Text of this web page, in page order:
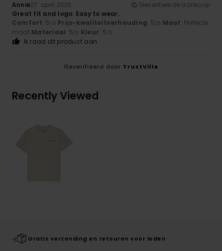
Annie27. april 2026
Geverifieerde aankoop
Great fit and logo. Easy to wear.
Comfort: 5/5 Prijs-kwaliteitverhouding: 5/5 Maat: Perfecte
maat Materiaal: 5/5 Kleur: 5/5
Ik raad dit product aan
Geverifieerd door TrustVille
Recently Viewed
Gratis verzending en retouren voor leden